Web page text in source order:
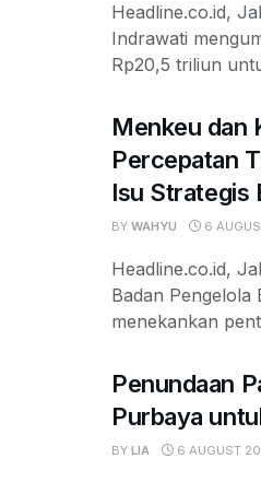
Headline.co.id,
Indrawati
Rp20,5 triliun
Menkeu dan
Percepatan
Isu Strategis
BY WAHYU 6
Headline.co.id,
Badan Pengelola
menekankan
Penundaan
Purbaya
BY LIA 6 AUGUST